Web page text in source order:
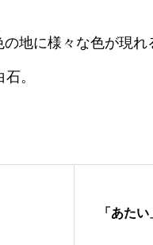
地に様々な色が現
。
「あた